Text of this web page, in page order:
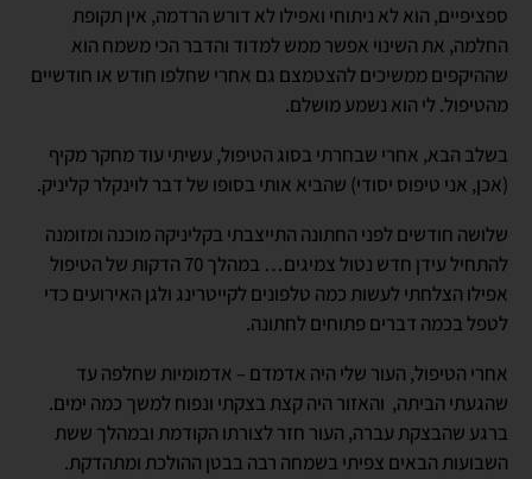
ספציפיים, הוא לא ניתוחי ואפילו לא דורש הרדמה, אין תקופת
החלמה, את השינוי אפשר ממש למדוד והדבר הכי משמח הוא
שההיקפים ממשיכים להצטמצם גם אחרי שחלפו חודש או חודשיים
מהטיפול. לי הוא נשמע מושלם.
בשלב הבא, אחרי שבחרתי בסוג הטיפול, עשיתי עוד מחקר מקיף
(אכן, אני טיפוס יסודי) שהביא אותי בסופו של דבר לוינקלר קליניק.
שלושה חודשים לפני החתונה התייצבתי בקליניקה מוכנה ומזומנה
להתחיל עידן חדש נטול צמיגים… במהלך 70 הדקות של הטיפול
אפילו הצלחתי לעשות כמה טלפונים לקייטרינג ולגן האירועים כדי
לטפל בכמה דברים פתוחים לחתונה.
אחרי הטיפול, העור שלי היה אדמדם – אדמומיות שחלפה עד
שהגעתי הביתה, והאזור היה קצת בצקתי ונפוח למשך כמה ימים.
ברגע שהבצקת עברה, העור חזר לצורתו הקודמת ובמהלך ששת
השבועות הבאים צפיתי בשמחה רבה בבטן ההולכת ומתהדקת.